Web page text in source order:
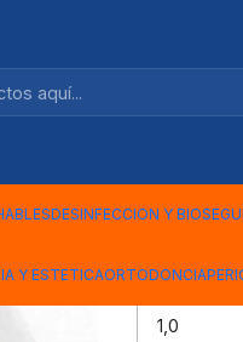
DESINFECCION Y
Y ESTETICAORTODONCIA
RTD